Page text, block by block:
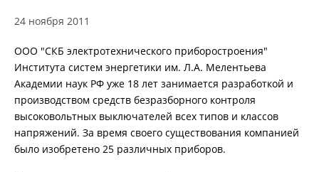
ОБЪЕКТАХ
РАЗМАГНИЧИВАНИЕ ТРАНСФОРМАТОРОВ
24 ноября 2011
ООО "СКБ электротехнического приборостроения"
Института систем энергетики им. Л.А. Мелентьева
Академии наук РФ уже 18 лет занимается разработкой и
производством средств безразборного контроля
высоковольтных выключателей всех типов и классов
напряжений. За время своего существования компанией
было изобретено 25 различных приборов.